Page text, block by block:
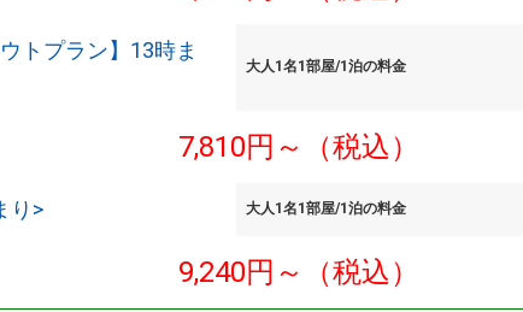
トプラン】13時ま
大人1名1部屋/1泊の料金
7,810円～（税込）
り> 大人1名1部屋/1泊の料金
9,240円～（税込）